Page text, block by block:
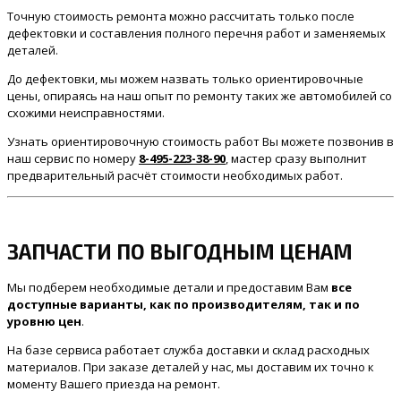
Точную стоимость ремонта можно рассчитать только после
дефектовки и составления полного перечня работ и заменяемых
деталей.
До дефектовки, мы можем назвать только ориентировочные
цены, опираясь на наш опыт по ремонту таких же автомобилей со
схожими неисправностями.
Узнать ориентировочную стоимость работ Вы можете позвонив в
наш сервис по номеру 8-495-223-38-90 , мастер сразу выполнит
предварительный расчёт стоимости необходимых работ.
ЗАПЧАСТИ ПО ВЫГОДНЫМ ЦЕНАМ
Мы подберем необходимые детали и предоставим Вам все
доступные варианты, как по производителям, так и по
уровню цен.
На базе сервиса работает служба доставки и склад расходных
материалов. При заказе деталей у нас, мы доставим их точно к
моменту Вашего приезда на ремонт.